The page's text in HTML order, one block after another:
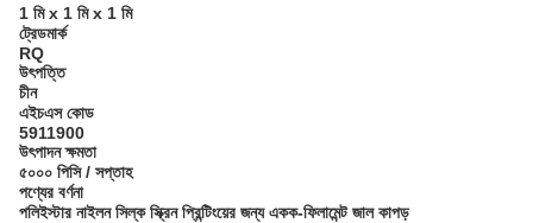
1 মি x 1 মি x 1 মি
ট্রেডমার্ক
RQ
উৎপত্তি
চীন
এইচএস কোড
5911900
উৎপাদন ক্ষমতা
৫০০০ পিসি / সপ্তাহ
পণ্যের বর্ণনা
পলিইস্টার নাইলন সিল্ক স্ক্রিন প্রিন্টিংয়ের জন্য একক-ফিলামেন্ট জাল কাপড়